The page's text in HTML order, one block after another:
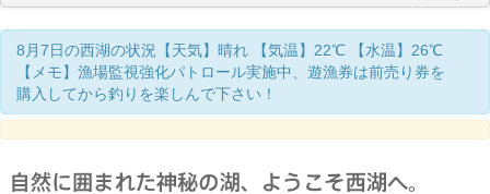
Home
釣り情報
マナーとお願い
クニマス展示館
漁協からのお知らせ
お問い合わせ
8月7日の西湖の状況【天気】晴れ 【気温】22℃ 【水温】26℃
【メモ】漁場監視強化パトロール実施中、遊漁券は前売り券を
購入してから釣りを楽しんで下さい！